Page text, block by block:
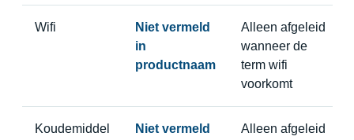
Wifi
Niet vermeld
in
productnaam
Alleen afgeleid
wanneer de
term wifi
voorkomt
Koudemiddel
Niet vermeld
Alleen afgeleid